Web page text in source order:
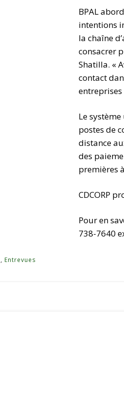
BPAL
intentions
la chaîne
consacrer
Shatilla. «
contact
entreprises
Le
postes de
distance
des
premières
CDCORP
Pour en
738-7640
, Entrevues